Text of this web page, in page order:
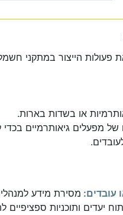
פעולות הייצור במתקני
או בשדות בארות.
של מפעלים גיאותרמיים
עובדים: מסירת מידע
יעדים ותוכניות ספציפיים